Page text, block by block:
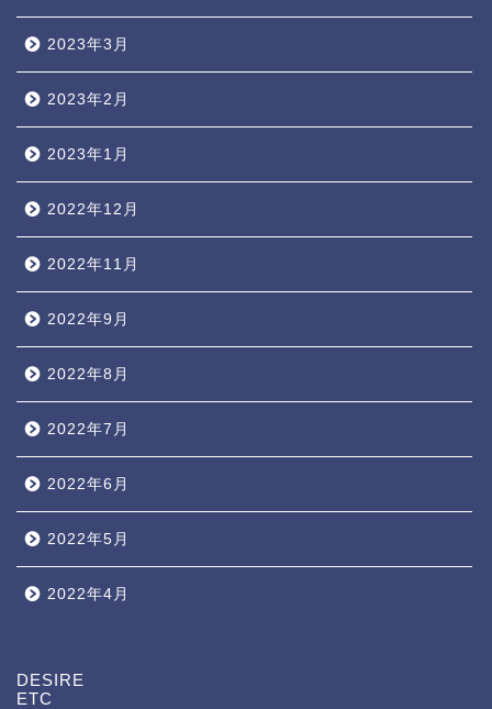
2023年3月
2023年2月
2023年1月
2022年12月
2022年11月
2022年9月
2022年8月
2022年7月
2022年6月
2022年5月
2022年4月
DESIRE
ETC